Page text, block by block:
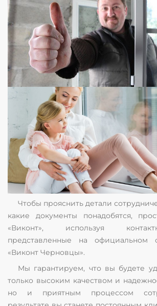
Чтобы прояснить детали
какие документы понадобятся,
«Виконт», используя
представленные на официальном
«Виконт Черновцы».
Мы гарантируем, что вы будете
только высоким качеством и
но и приятным процессом